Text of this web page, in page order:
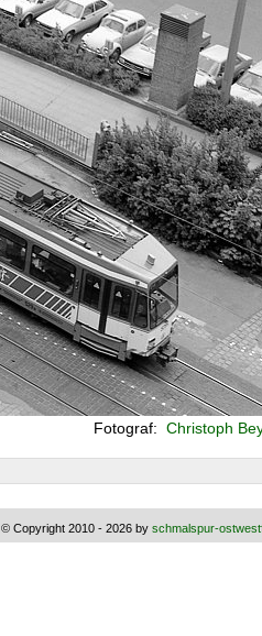
Fotograf: Christoph
© Copyright 2010 - 2026 by schmalspur-